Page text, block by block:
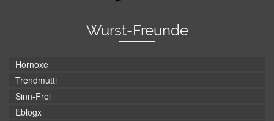
Wurst-Freunde
Hornoxe
Trendmutti
Sinn-Frei
Eblogx